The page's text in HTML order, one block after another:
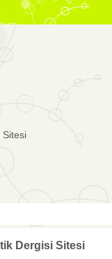
Sitesi
Dergisi Sitesi